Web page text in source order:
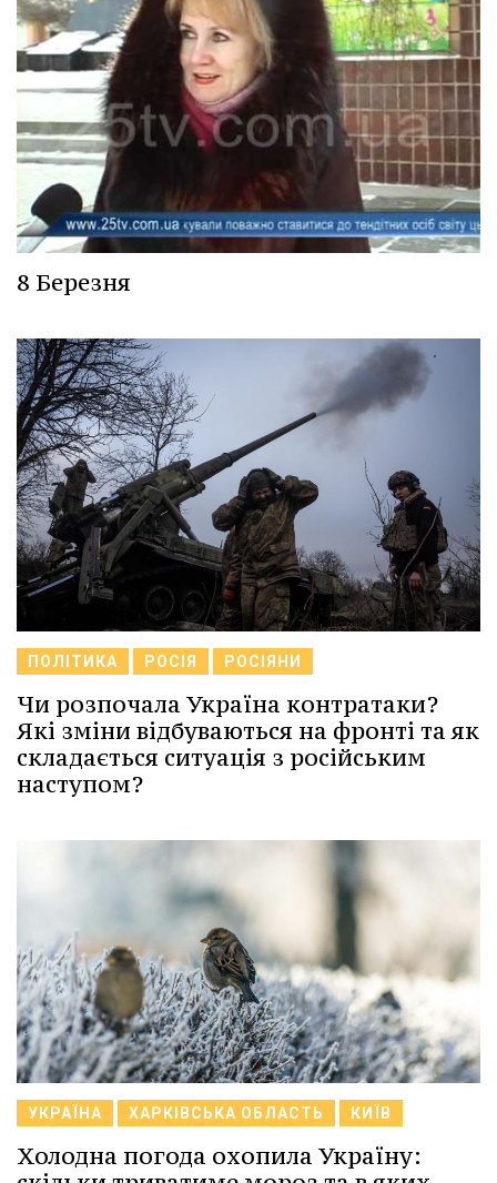
8 Березня
ПОЛІТИКА РОСІЯ РОСІЯНИ
Чи розпочала Україна контратаки?
Які зміни відбуваються на фронті та як
складається ситуація з російським
наступом?
УКРАЇНА ХАРКІВСЬКА ОБЛАСТЬ КИЇВ
Холодна погода охопила Україну: